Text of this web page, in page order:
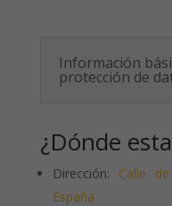
Información
protección de
¿Dónde
Dirección: Calle
España